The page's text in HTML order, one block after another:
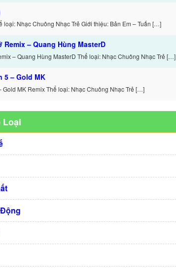
loại: Nhạc Chuông Nhạc Trẻ Giới thiệu: Bản Em – Tuấn […]
– Quang Hùng MasterD
– Quang Hùng MasterD Thể loại: Nhạc Chuông Nhạc Trẻ […]
5 – Gold MK
Gold MK Remix Thể loại: Nhạc Chuông Nhạc Trẻ […]
Loại